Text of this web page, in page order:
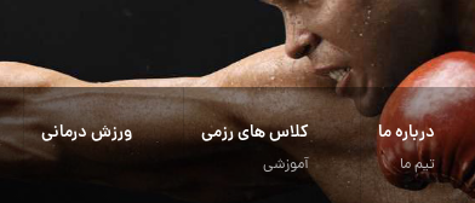
درباره ما
تیم ما
کلاس های رزمی
آموزشی
ورزش درمانی